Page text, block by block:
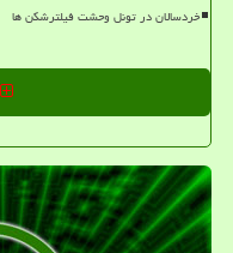
خردسالان در تونل وحشت فیلترشکن ها